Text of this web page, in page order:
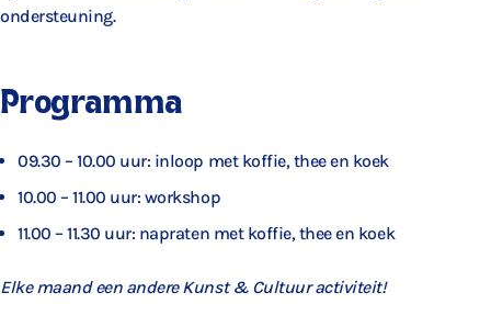
ondersteuning.
Programma
09.30 – 10.00 uur: inloop met koffie, thee en koek
10.00 – 11.00 uur: workshop
11.00 – 11.30 uur: napraten met koffie, thee en koek
Elke maand een andere Kunst & Cultuur activiteit!